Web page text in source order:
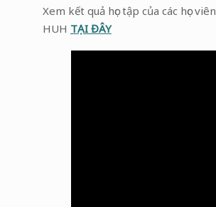
Xem kết quả học tập của các học viên
HUH TẠI ĐÂY